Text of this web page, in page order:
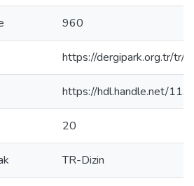
960
https://dergipark.org.tr/tr/
https://hdl.handle.net/
20
TR-Dizin